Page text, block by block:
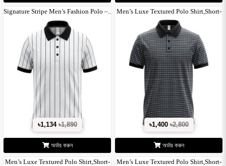
Signature Stripe Men’s Fashion Polo –..
৳1,134৳1,890
অর্ডার করুন
Men’s Luxe Textured Polo Shirt,Short-
S..
৳1,400৳2,800
অর্ডার করুন
Men’s Luxe Textured Polo Shirt,Short-
Men’s Luxe Textured Polo Shirt,Short-